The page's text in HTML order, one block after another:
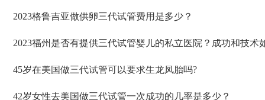
2023格鲁吉亚做供卵三代试管费用是多少？
2023福州是否有提供三代试管婴儿的私立医院？成功和技术
45岁在美国做三代试管可以要求生龙凤胎吗?
​42岁女性去美国做三代试管一次成功的几率是多少？